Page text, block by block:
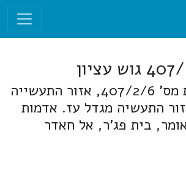
תכנית מפורטת מס' 407/2/6, אזור התעשייה
התעשיה מגדל עז. אדמות
בית פג'ר, אל חאדר